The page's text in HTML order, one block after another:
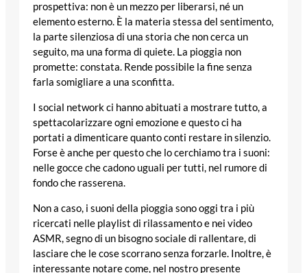
prospettiva: non è un mezzo per liberarsi, né un
elemento esterno. È la materia stessa del sentimento,
la parte silenziosa di una storia che non cerca un
seguito, ma una forma di quiete. La pioggia non
promette: constata. Rende possibile la fine senza
farla somigliare a una sconfitta.
I social network ci hanno abituati a mostrare tutto, a
spettacolarizzare ogni emozione e questo ci ha
portati a dimenticare quanto conti restare in silenzio.
Forse è anche per questo che lo cerchiamo tra i suoni:
nelle gocce che cadono uguali per tutti, nel rumore di
fondo che rasserena.
Non a caso, i suoni della pioggia sono oggi tra i più
ricercati nelle playlist di rilassamento e nei video
ASMR, segno di un bisogno sociale di rallentare, di
lasciare che le cose scorrano senza forzarle. Inoltre, è
interessante notare come, nel nostro presente